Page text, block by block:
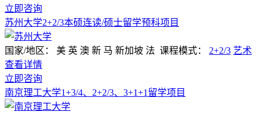
立即咨询
苏州大学2+2/3本硕连读/硕士留学预科项目
国家/地区： 美 英 澳 新 马 新加坡 法 课程模式： 2+2/3 艺术
查看详情
立即咨询
南京理工大学1+3/4、2+2/3、3+1+1留学项目